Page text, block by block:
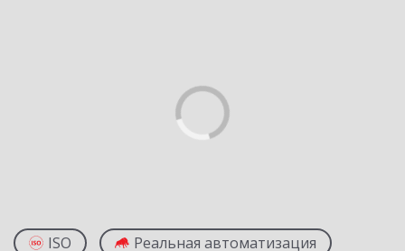
ISO Реальная автоматизация